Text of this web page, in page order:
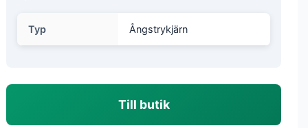
Typ Ångstrykjärn
Till butik